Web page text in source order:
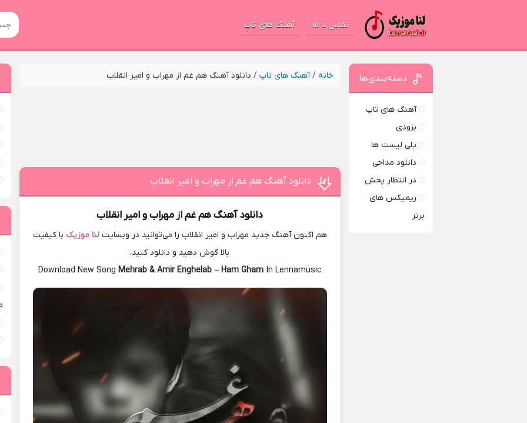
تماس با ما آهنگ های تاپ
خانه /آهنگ های تاپ / دانلود آهنگ هم غم از مهراب و امیر انقلاب
دانلود آهنگ هم غم از مهراب و امیر انقلاب
دانلود آهنگ هم غمازمهرابو امیر انقلاب
هم اکنون آهنگ جدید مهراب و امیر انقلاب را می‌توانید در وبسایتلنا موزیک با کیفیت
بالا گوش دهید و دانلود کنید.
Download New SongMehrab & Amir Enghelab –Ham GhamIn Lennamusic
دسته‌بندی‌ها
آهنگ های تاپ
بزودی
پلی لیست ها
دانلود مداحی
در انتظار پخش
ریمیکس های
برتر